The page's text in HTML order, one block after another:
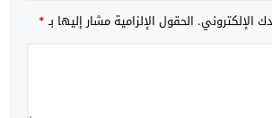
الإلكتروني. الحقول الإلزامية مشار إليها بـ*